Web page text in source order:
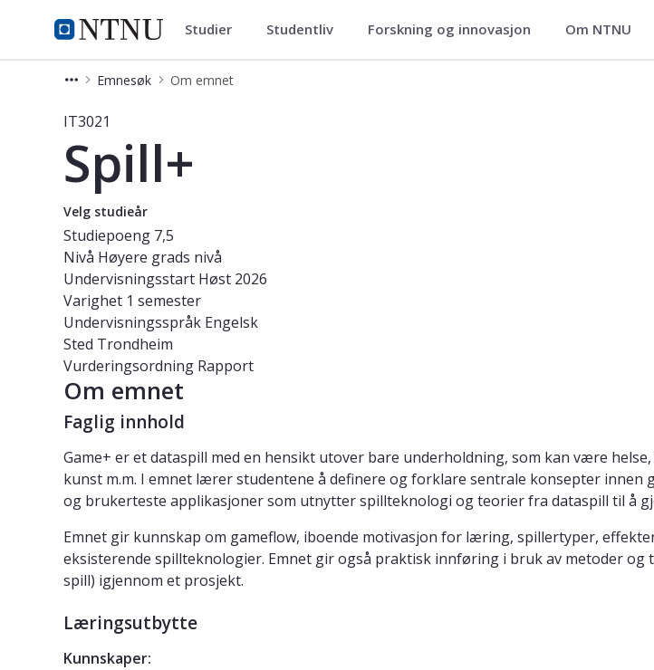
NTNU Hjemmeside
Studier Studier Studentliv Forskning og innovasjon Om NTNU
Emnesøk Om emnet
Emne - Spill+ - IT3021
IT3021
Spill+
Velg studieår
Studiepoeng 7,5
Nivå Høyere grads nivå
Undervisningsstart Høst 2026
Varighet 1 semester
Undervisningsspråk Engelsk
Sted Trondheim
Vurderingsordning Rapport
Om emnet
Faglig innhold
Game+ er et dataspill med en hensikt utover bare underholdning, som kan være
kunst m.m. I emnet lærer studentene å definere og forklare sentrale konsepter
og brukerteste applikasjoner som utnytter spillteknologi og teorier fra dataspill til å
Emnet gir kunnskap om gameflow, iboende motivasjon for læring, spillertyper,
eksisterende spillteknologier. Emnet gir også praktisk innføring i bruk av metoder
spill) igjennom et prosjekt.
Læringsutbytte
Kunnskaper: